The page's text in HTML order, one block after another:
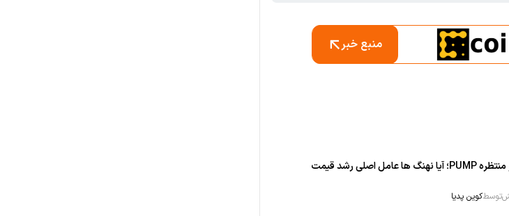
منبع خبر
جهش غیر منتظره PUMP؛ آیا نهنگ‌ ها عامل اصلی رشد قیمت
توسطکوین پدیا